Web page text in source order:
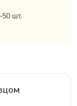
50 шт.